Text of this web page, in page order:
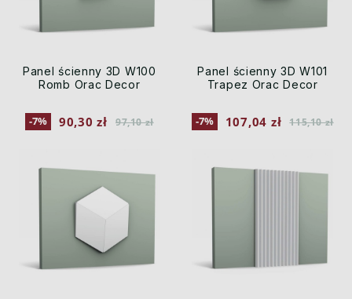
Panel ścienny 3D W100
Romb Orac Decor
-7% 90,30 zł 97,10 zł
Panel ścienny 3D W101
Trapez Orac Decor
-7% 107,04 zł 115,10 zł